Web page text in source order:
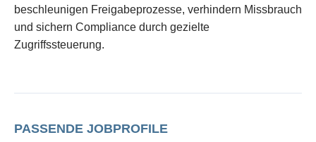
beschleunigen Freigabeprozesse, verhindern Missbrauch
und sichern Compliance durch gezielte
Zugriffssteuerung.
PASSENDE JOBPROFILE